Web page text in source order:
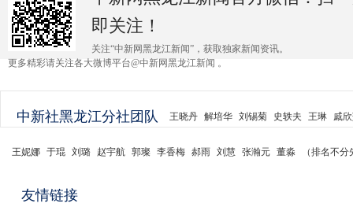
即关注！
关注“中新网黑龙江新闻”，获取独家新闻资讯。
更多精彩请关注各大微博平台@中新网黑龙江新闻 。
中新社黑龙江分社团队 王晓丹 解培华 刘锡菊 史轶夫 王琳 戚
王妮娜 于琨 刘璐 赵宇航 郭璨 李香梅 郝雨 刘慧 张瀚元 董淼 （排名不
友情链接